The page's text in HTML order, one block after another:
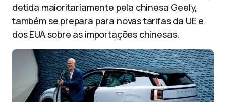
detida maioritariamente pela chinesa Geely,
também se prepara para novas tarifas da UE e
dos EUA sobre as importações chinesas.